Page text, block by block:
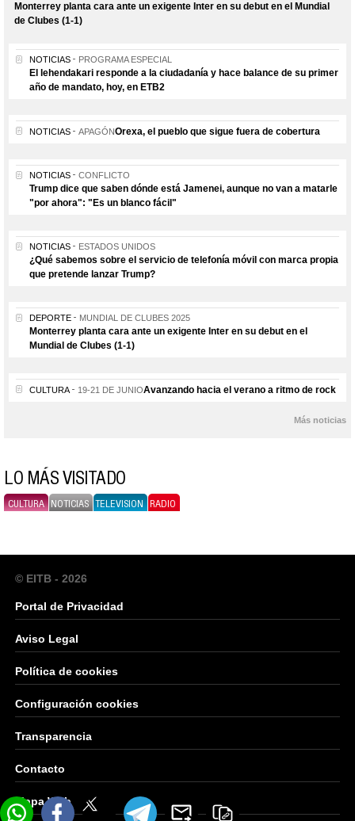
Monterrey planta cara ante un exigente Inter en su debut en el Mundial
de Clubes (1-1)
NOTICIAS PROGRAMA ESPECIAL
El lehendakari responde a la ciudadanía y hace balance de su primer
año de mandato, hoy, en ETB2
NOTICIAS APAGÓNOrexa, el pueblo que sigue fuera de cobertura
NOTICIAS CONFLICTO
Trump dice que saben dónde está Jamenei, aunque no van a matarle
"por ahora": "Es un blanco fácil"
NOTICIAS ESTADOS UNIDOS
¿Qué sabemos sobre el servicio de telefonía móvil con marca propia
que pretende lanzar Trump?
DEPORTE MUNDIAL DE CLUBES 2025
Monterrey planta cara ante un exigente Inter en su debut en el
Mundial de Clubes (1-1)
CULTURA 19-21 DE JUNIOAvanzando hacia el verano a ritmo de rock
Más noticias
LO MÁS VISITADO
CULTURA NOTICIAS TELEVISION RADIO
© EITB - 2026
Portal de Privacidad
Aviso Legal
Política de cookies
Configuración cookies
Transparencia
Contacto
Mapa Web